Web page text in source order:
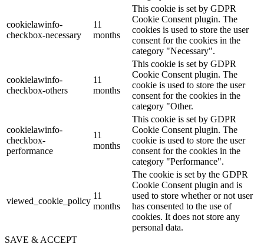
cookielawinfo-
checkbox-necessary
11
months
This cookie is set by GDPR
Cookie Consent plugin. The
cookies is used to store the user
consent for the cookies in the
category "Necessary".
cookielawinfo-
checkbox-others
11
months
This cookie is set by GDPR
Cookie Consent plugin. The
cookie is used to store the user
consent for the cookies in the
category "Other.
cookielawinfo-
checkbox-
performance
11
months
This cookie is set by GDPR
Cookie Consent plugin. The
cookie is used to store the user
consent for the cookies in the
category "Performance".
viewed_cookie_policy
11
months
The cookie is set by the GDPR
Cookie Consent plugin and is
used to store whether or not user
has consented to the use of
cookies. It does not store any
personal data.
SAVE & ACCEPT